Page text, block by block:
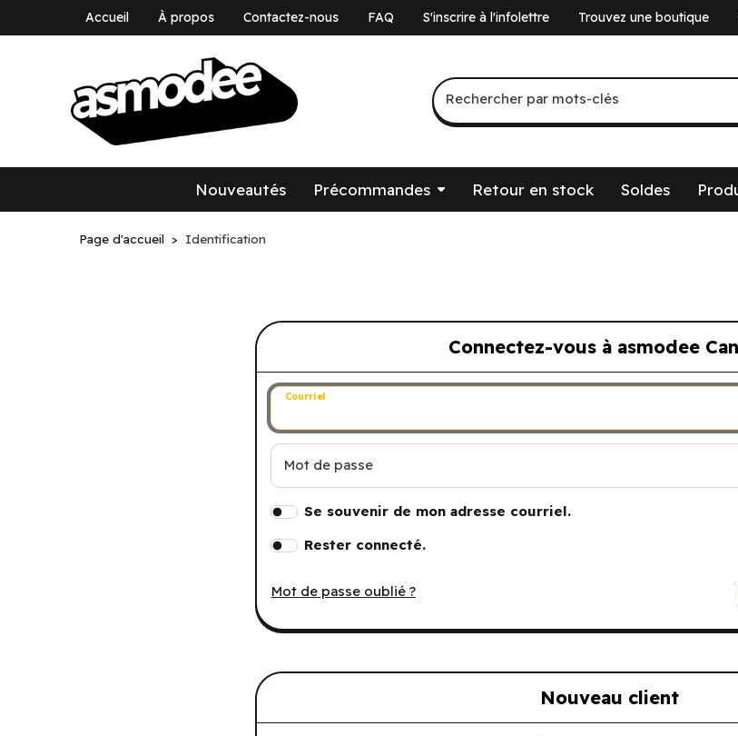
Accueil À propos Contactez-nous FAQ S'inscrire à l'infolettre Trouvez une boutique
Recherche par mots-clés
Rechercher par mots-clés
Nouveautés Précommandes Retour en stock Soldes
Page d'accueil Identification
Connectez-vous à asmodee
Connectez-vous à asmodee Canada
Courriel
Mot de passe
Se souvenir de mon adresse courriel.
Rester connecté.
Mot de passe oublié ?
Nouveau client